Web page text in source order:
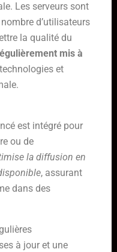
Les serveurs sont
d’utilisateurs
la qualité du
mis à
et
est intégré pour
ou de
la diffusion en
, assurant
dans des
à jour et une